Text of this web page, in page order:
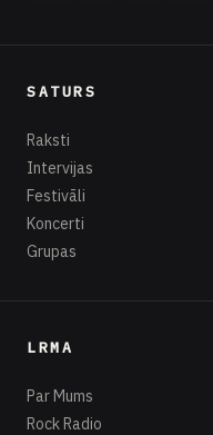
SATURS
Raksti
Intervijas
Festivāli
Koncerti
Grupas
LRMA
Par Mums
Rock Radio